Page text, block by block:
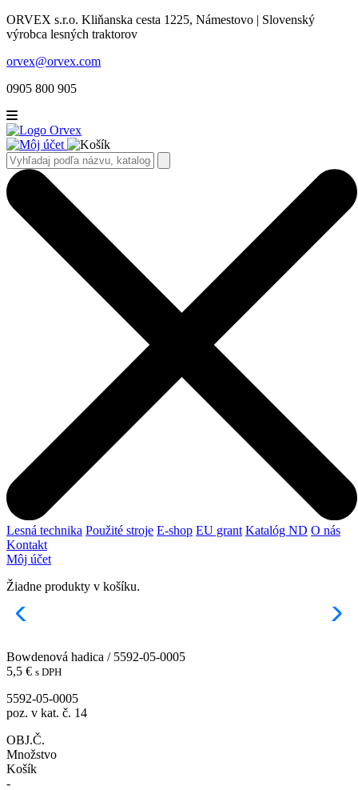
ORVEX s.r.o. Kliňanska cesta 1225, Námestovo | Slovenský
výrobca lesných traktorov
orvex@orvex.com
0905 800 905
Lesná technika Použité stroje E-shop EU grant Katalóg ND O nás
Kontakt
Môj účet
Žiadne produkty v košíku.
Bowdenová hadica / 5592-05-0005
5,5 € s DPH
5592-05-0005
poz. v kat. č. 14
OBJ.Č.
Množstvo
Košík
-